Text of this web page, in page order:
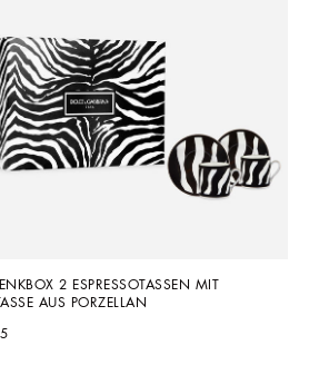
2 ESPRESSOTASSEN MIT
AUS PORZELLAN